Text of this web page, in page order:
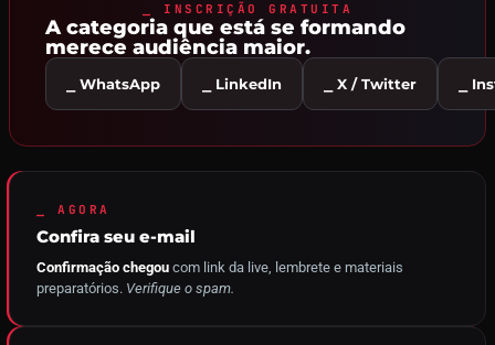
⎯ INSCRIÇÃO GRATUITA
A categoria que está se formando
merece audiência maior.
⎯ WhatsApp ⎯ LinkedIn ⎯ X / Twitter ⎯
⎯ AGORA
Confira seu e-mail
Confirmação chegou com link da live, lembrete e materiais
preparatórios. Verifique o spam.